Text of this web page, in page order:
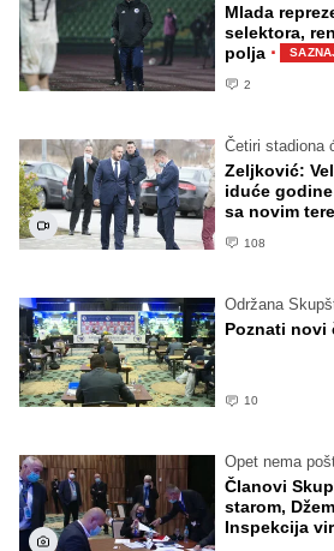
Mlada
selektora,
polja ·
2
Četiri stadiona
Zeljković:
iduće
sa novim
108
Održana
Poznati novi
10
Opet nema
Članovi
starom,
Inspekcija